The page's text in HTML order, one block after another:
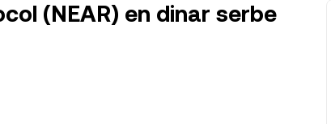
(NEAR) en dinar serbe